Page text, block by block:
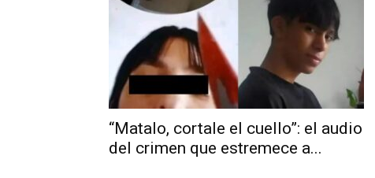
“Matalo, cortale el cuello”: el audio
del crimen que estremece a...